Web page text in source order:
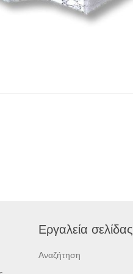
Εργαλεία σελίδας
Αναζήτηση